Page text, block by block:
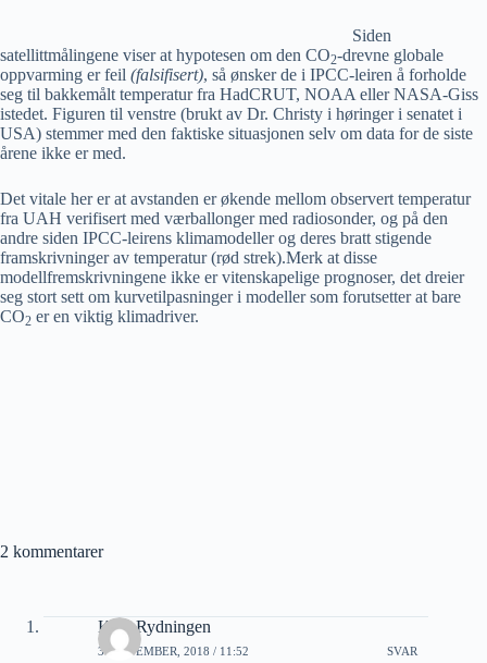
Siden
satellittmålingene viser at hypotesen om den CO2-drevne globale
oppvarming er feil (falsifisert), så ønsker de i IPCC-leiren å forholde
seg til bakkemålt temperatur fra HadCRUT, NOAA eller NASA-Giss
istedet. Figuren til venstre (brukt av Dr. Christy i høringer i senatet i
USA) stemmer med den faktiske situasjonen selv om data for de siste
årene ikke er med.
Det vitale her er at avstanden er økende mellom observert temperatur
fra UAH verifisert med værballonger med radiosonder, og på den
andre siden IPCC-leirens klimamodeller og deres bratt stigende
framskrivninger av temperatur (rød strek).Merk at disse
modellfremskrivningene ikke er vitenskapelige prognoser, det dreier
seg stort sett om kurvetilpasninger i modeller som forutsetter at bare
CO2 er en viktig klimadriver.
2 kommentarer
Kjell Rydningen
3 SEPTEMBER, 2018 / 11:52 SVAR